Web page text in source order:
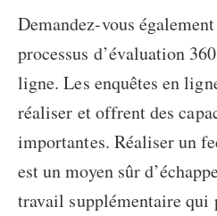
Demandez-vous
processus d’évaluation
ligne. Les enquêtes en
réaliser et offrent des
importantes. Réaliser un
est un moyen sûr
travail supplémentaire qui